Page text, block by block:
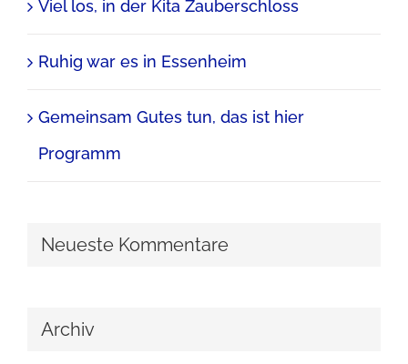
Viel los, in der Kita Zauberschloss
Ruhig war es in Essenheim
Gemeinsam Gutes tun, das ist hier
Programm
Neueste Kommentare
Archiv